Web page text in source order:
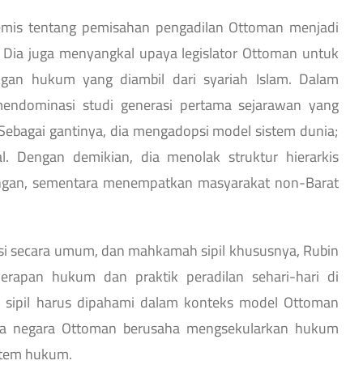
tentang pemisahan pengadilan Ottoman menjadi
juga menyangkal upaya legislator Ottoman untuk
hukum yang diambil dari syariah Islam. Dalam
studi generasi pertama sejarawan yang
gantinya, dia mengadopsi model sistem dunia;
Dengan demikian, dia menolak struktur hierarkis
sementara menempatkan masyarakat non-Barat
umum, dan mahkamah sipil khususnya, Rubin
hukum dan praktik peradilan sehari-hari di
harus dipahami dalam konteks model Ottoman
Ottoman berusaha mengsekularkan hukum
hukum.